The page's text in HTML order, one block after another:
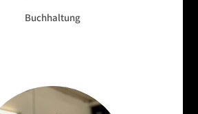
Buchhaltung